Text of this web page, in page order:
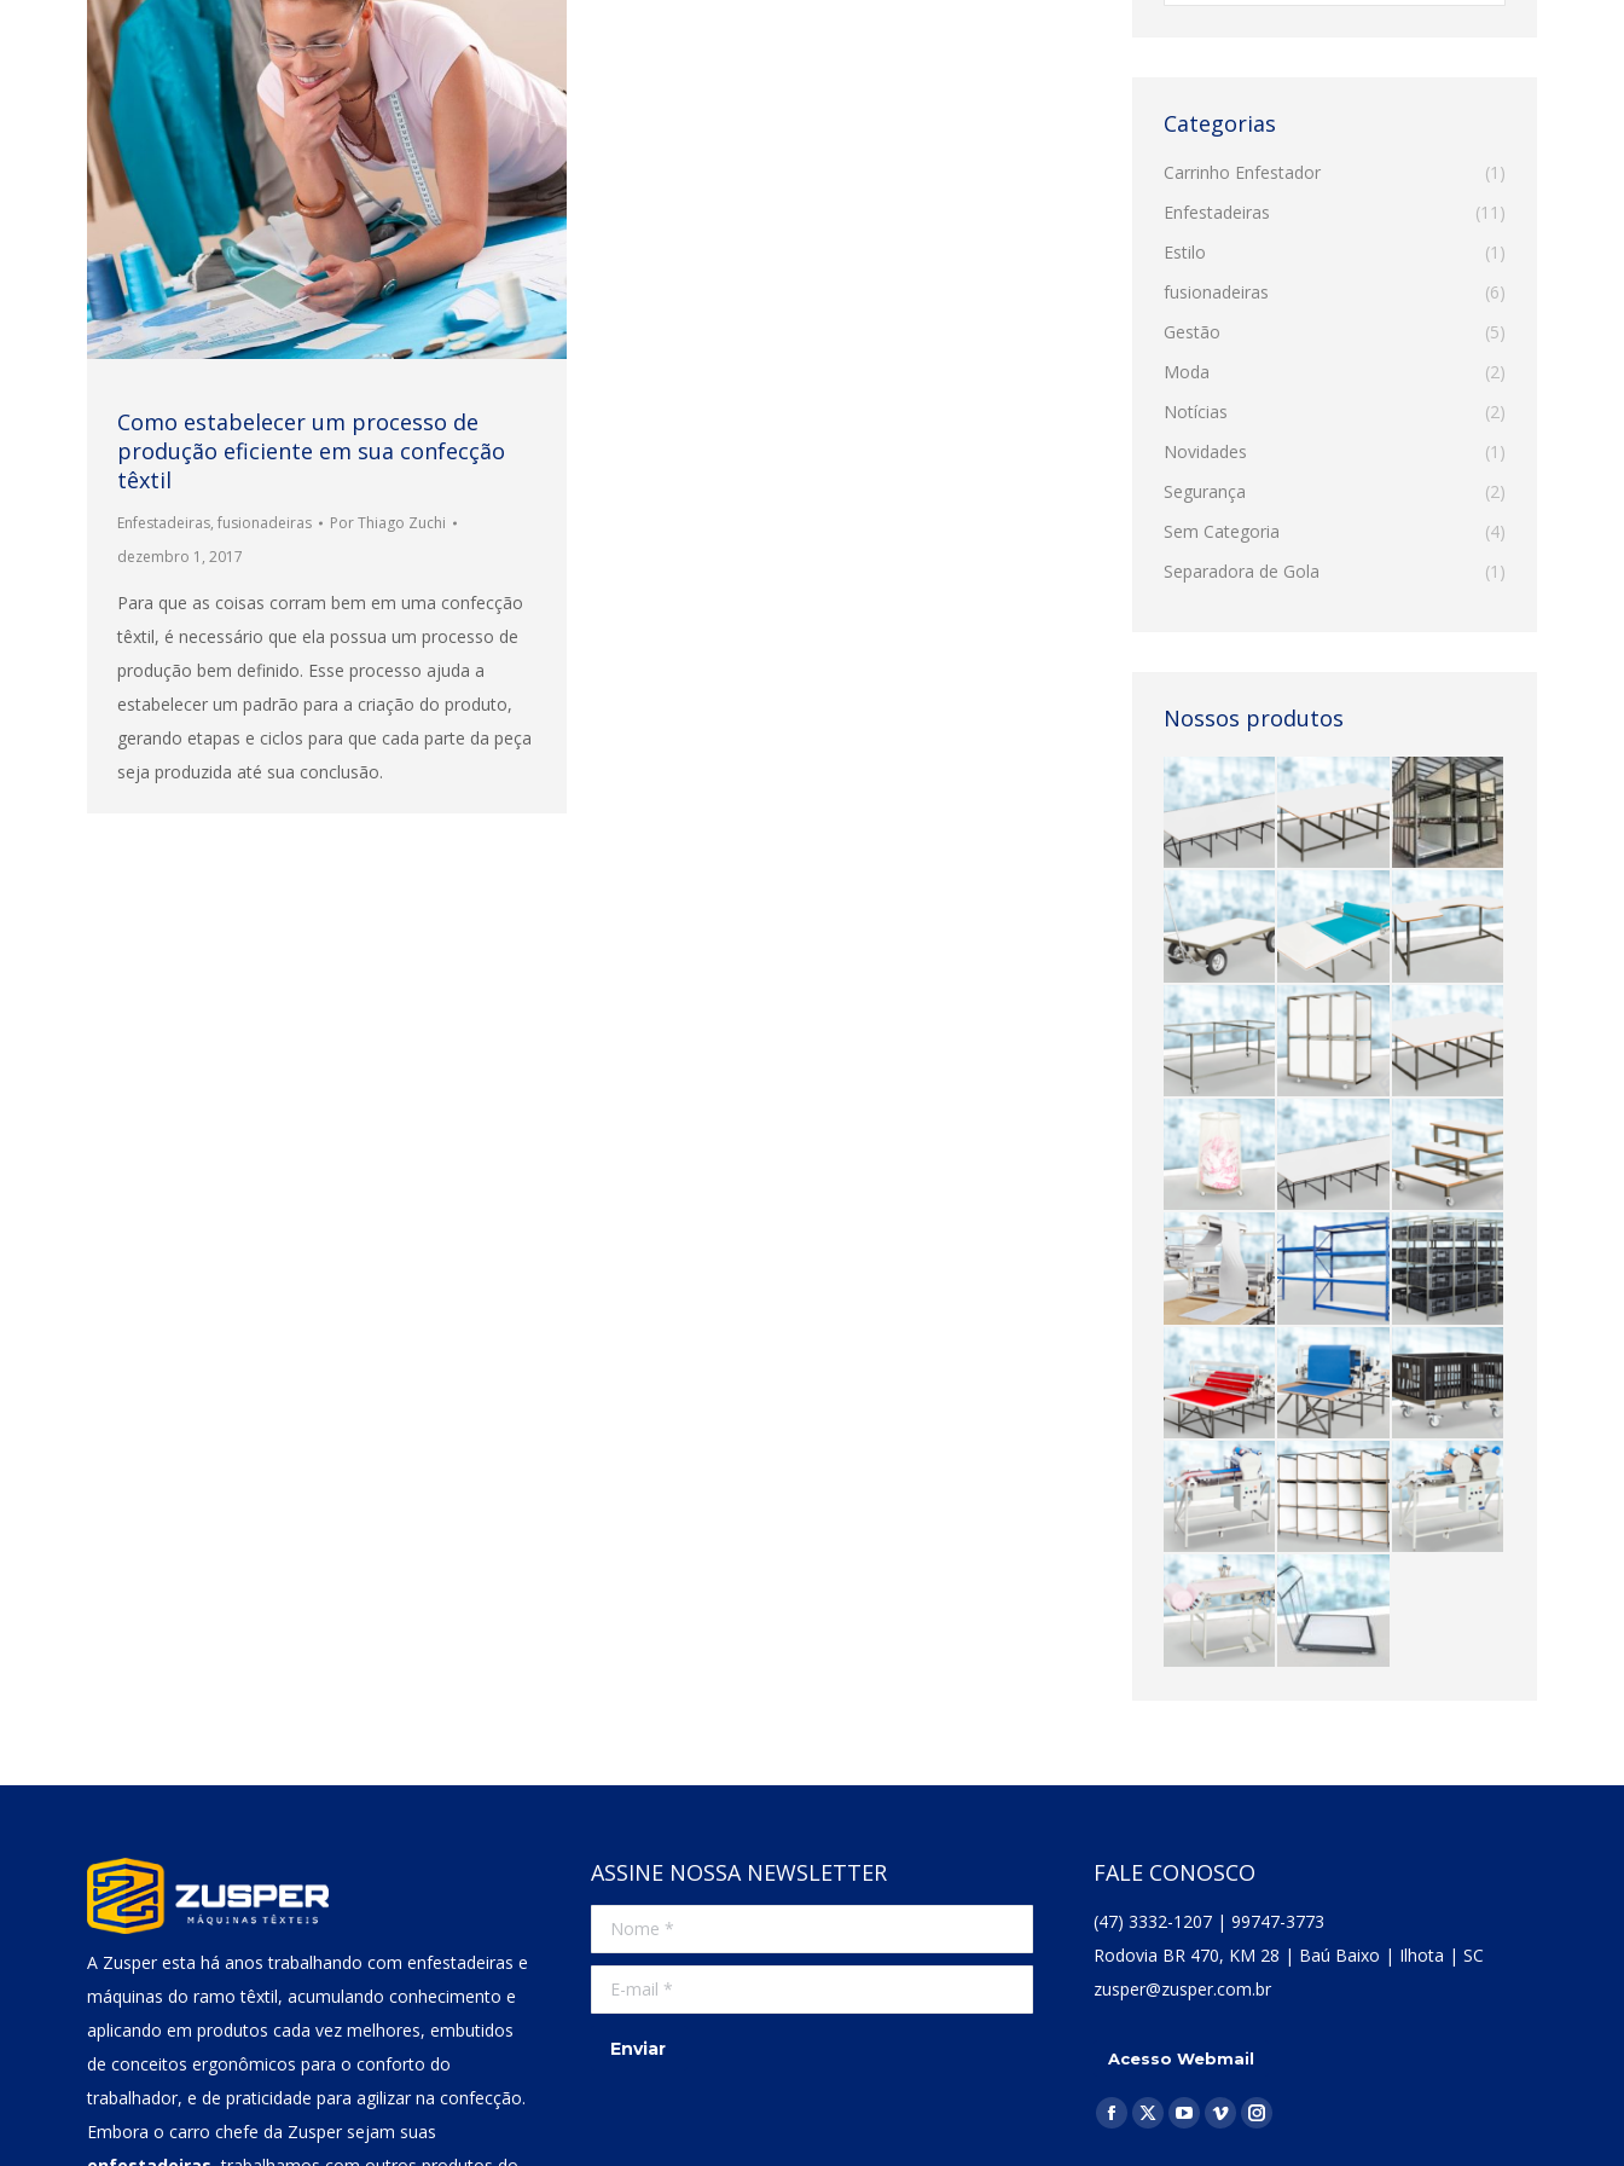
Como estabelecer um processo de
produção eficiente em sua confecção
têxtil
Enfestadeiras, fusionadeiras PorThiago Zuchi
dezembro 1, 2017
Para que as coisas corram bem em uma confecção
têxtil, é necessário que ela possua um processo de
produção bem definido. Esse processo ajuda a
estabelecer um padrão para a criação do produto,
gerando etapas e ciclos para que cada parte da peça
seja produzida até sua conclusão.
Categorias
Carrinho Enfestador
(1)
Enfestadeiras
(11)
Estilo
(1)
fusionadeiras
(6)
Gestão
(5)
Moda
(2)
Notícias
(2)
Novidades
(1)
Segurança
(2)
Sem Categoria
(4)
Separadora de Gola
(1)
Nossos produtos
A Zusper esta há anos trabalhando com enfestadeiras e
máquinas do ramo têxtil, acumulando conhecimento e
aplicando em produtos cada vez melhores, embutidos
de conceitos ergonômicos para o conforto do
trabalhador, e de praticidade para agilizar na confecção.
Embora o carro chefe da Zusper sejam suas
ASSINE NOSSA NEWSLETTER
Nome *
E-mail *
Enviar
FALE CONOSCO
(47) 3332-1207 | 99747-3773
Rodovia BR 470, KM 28 | Baú Baixo | Ilhota | SC
zusper@zusper.com.br
Acesso Webmail
Encontre-nos em:
Facebook
X
YouTube
VimeoInstagram